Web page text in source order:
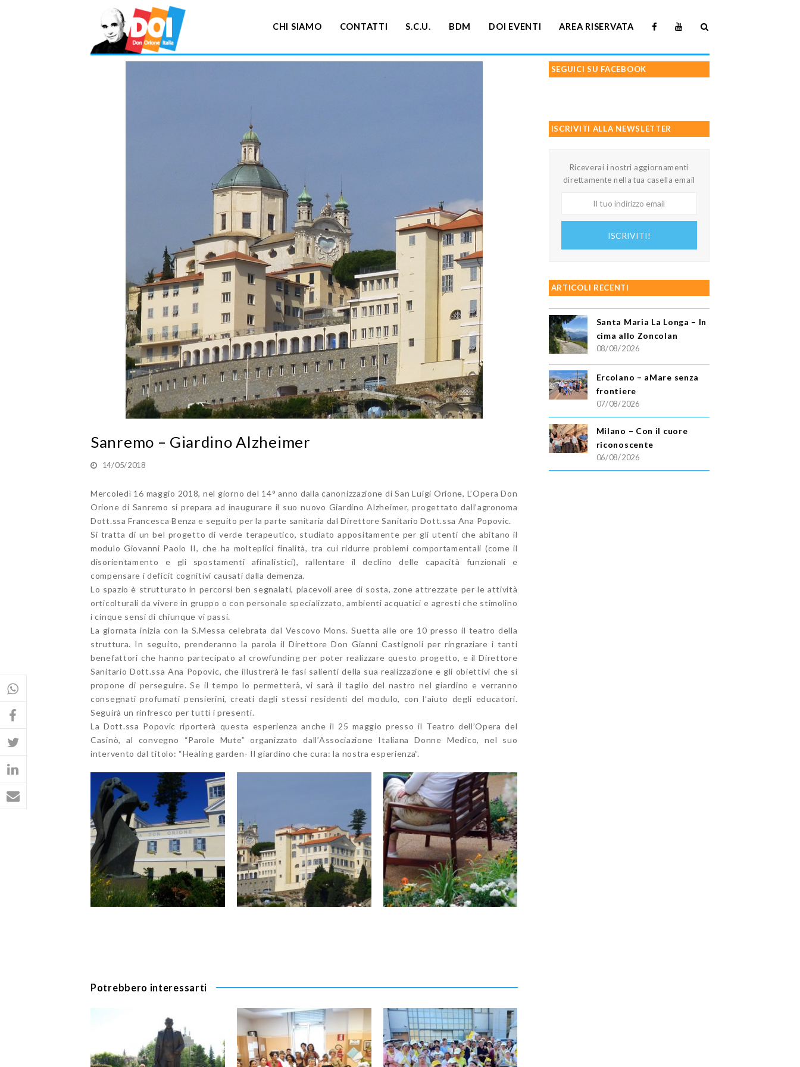
CHI SIAMO CONTATTI S.C.U. BDM DOI EVENTI AREA RISERVATA
Sanremo – Giardino Alzheimer
14/05/2018
Mercoledì 16 maggio 2018, nel giorno del 14° anno dalla canonizzazione di San Luigi Orione, L’Opera Don
Orione di Sanremo si prepara ad inaugurare il suo nuovo Giardino Alzheimer, progettato dall’agronoma
Dott.ssa Francesca Benza e seguito per la parte sanitaria dal Direttore Sanitario Dott.ssa Ana Popovic.
Si tratta di un bel progetto di verde terapeutico, studiato appositamente per gli utenti che abitano il
modulo Giovanni Paolo II, che ha molteplici finalità, tra cui ridurre problemi comportamentali (come il
disorientamento e gli spostamenti afinalistici), rallentare il declino delle capacità funzionali e
compensare i deficit cognitivi causati dalla demenza.
Lo spazio è strutturato in percorsi ben segnalati, piacevoli aree di sosta, zone attrezzate per le attività
orticolturali da vivere in gruppo o con personale specializzato, ambienti acquatici e agresti che stimolino
i cinque sensi di chiunque vi passi.
La giornata inizia con la S.Messa celebrata dal Vescovo Mons. Suetta alle ore 10 presso il teatro della
struttura. In seguito, prenderanno la parola il Direttore Don Gianni Castignoli per ringraziare i tanti
benefattori che hanno partecipato al crowfunding per poter realizzare questo progetto, e il Direttore
Sanitario Dott.ssa Ana Popovic, che illustrerà le fasi salienti della sua realizzazione e gli obiettivi che si
propone di perseguire. Se il tempo lo permetterà, vi sarà il taglio del nastro nel giardino e verranno
consegnati profumati pensierini, creati dagli stessi residenti del modulo, con l’aiuto degli educatori.
Seguirà un rinfresco per tutti i presenti.
La Dott.ssa Popovic riporterà questa esperienza anche il 25 maggio presso il Teatro dell’Opera del
Casinò, al convegno “Parole Mute” organizzato dall’Associazione Italiana Donne Medico, nel suo
intervento dal titolo: “Healing garden- Il giardino che cura: la nostra esperienza”.
Potrebbero interessarti
SEGUICI SU FACEBOOK
ISCRIVITI ALLA NEWSLETTER
Riceverai i nostri aggiornamenti
direttamente nella tua casella email
ISCRIVITI!
ARTICOLI RECENTI
Santa Maria La Longa – In
cima allo Zoncolan
08/08/2026
Ercolano – aMare senza
frontiere
07/08/2026
Milano – Con il cuore
riconoscente
06/08/2026